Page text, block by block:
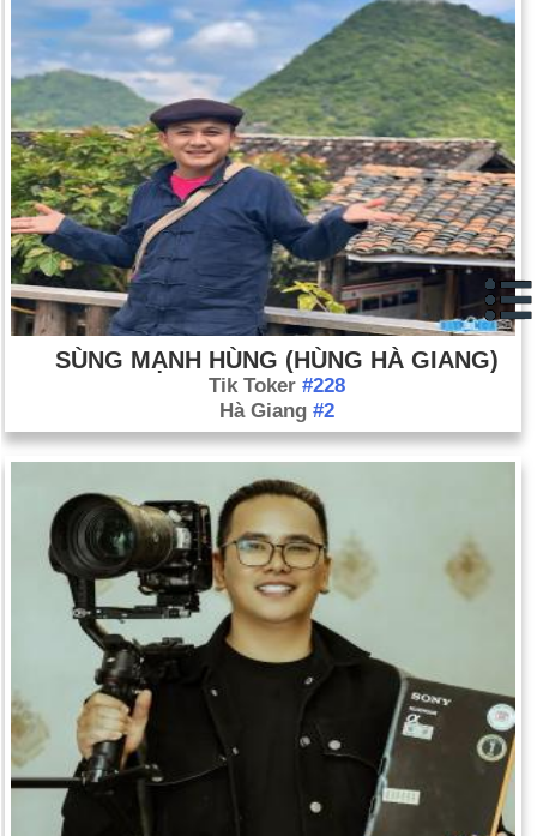
SÙNG MẠNH HÙNG (HÙNG HÀ GIANG)
Tik Toker #228
Hà Giang #2